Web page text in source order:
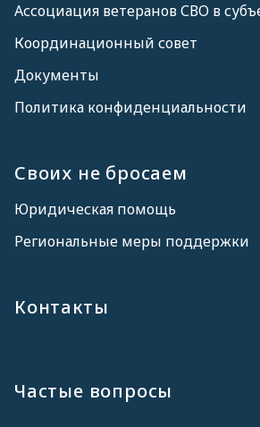
Ассоциация ветеранов СВО в
Координационный совет
Документы
Политика конфиденциальности
Своих не бросаем
Юридическая помощь
Региональные меры поддержки
Контакты
Частые вопросы